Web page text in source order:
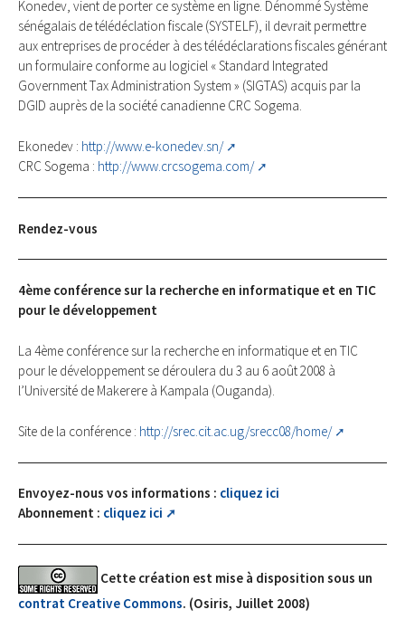
Konedev, vient de porter ce système en ligne. Dénommé Système
sénégalais de télédéclation fiscale (SYSTELF), il devrait permettre
aux entreprises de procéder à des télédéclarations fiscales générant
un formulaire conforme au logiciel « Standard Integrated
Government Tax Administration System » (SIGTAS) acquis par la
DGID auprès de la société canadienne CRC Sogema.
Ekonedev : http://www.e-konedev.sn/
CRC Sogema : http://www.crcsogema.com/
Rendez-vous
4ème conférence sur la recherche en informatique et en TIC
pour le développement
La 4ème conférence sur la recherche en informatique et en TIC
pour le développement se déroulera du 3 au 6 août 2008 à
l’Université de Makerere à Kampala (Ouganda).
Site de la conférence : http://srec.cit.ac.ug/srecc08/home/
Envoyez-nous vos informations : cliquez ici
Abonnement : cliquez ici
Cette création est mise à disposition sous un
contrat Creative Commons. (Osiris, Juillet 2008)